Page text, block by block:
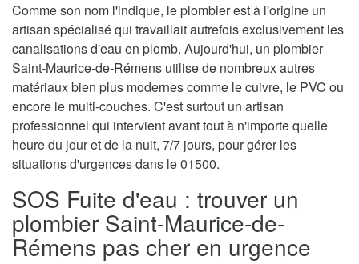
Comme son nom l'indique, le plombier est à l'origine un
artisan spécialisé qui travaillait autrefois exclusivement les
canalisations d'eau en plomb. Aujourd'hui, un plombier
Saint-Maurice-de-Rémens utilise de nombreux autres
matériaux bien plus modernes comme le cuivre, le PVC ou
encore le multi-couches. C'est surtout un artisan
professionnel qui intervient avant tout à n'importe quelle
heure du jour et de la nuit, 7/7 jours, pour gérer les
situations d'urgences dans le 01500.
SOS Fuite d'eau : trouver un
plombier Saint-Maurice-de-
Rémens pas cher en urgence